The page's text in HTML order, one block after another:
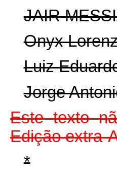
JAIR
Onyx
Luiz
Jorge
Este texto
Edição extra-
*